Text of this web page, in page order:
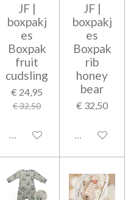
JF |
boxpakj
es
Boxpak
fruit
cudsling
€ 24,95
€ 32,50
Uitgeschakeld
JF |
boxpakj
es
Boxpak
rib
honey
bear
€ 32,50